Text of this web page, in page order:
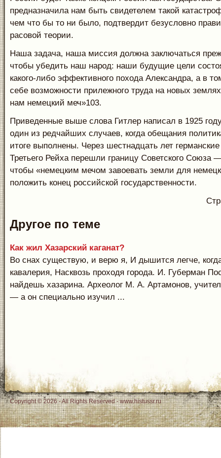
предназначила нам быть свидетелем такой
чем что бы то ни было, подтвердит безусловно
расовой теории.
Наша задача, наша миссия должна заключаться
чтобы убедить наш народ: наши будущие цели
какого-либо эффективного похода Александра, а в
себе возможности прилежного труда на новых
нам немецкий меч»103.
Приведенные выше слова Гитлер написал в 1925
один из редчайших случаев, когда обещания
итоге выполнены. Через шестнадцать лет германские
Третьего Рейха перешли границу Советского Союза
чтобы «немецким мечом завоевать земли для
положить конец российской государственности.
Другое по теме
Как жил Хазарский каганат?
Во снах существую, и верю я, И дышится легче,
кавалерия, Насквозь проходя города. И. Губерман
найдешь хазарина. Археолог М. А. Артамонов,
— а он специально изучил ...
Copyright © 2026 - All Rights Reserved - www.histussr.ru